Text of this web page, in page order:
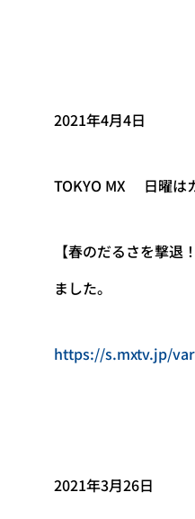
2021年4月4日
TOKYO MX 日曜は
【春のだるさを撃
ました。
https://s.mxtv.jp/
2021年3月26日